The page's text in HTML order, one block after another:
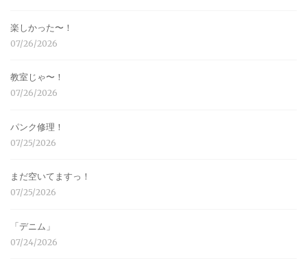
楽しかった〜！
07/26/2026
教室じゃ〜！
07/26/2026
パンク修理！
07/25/2026
まだ空いてますっ！
07/25/2026
「デニム」
07/24/2026